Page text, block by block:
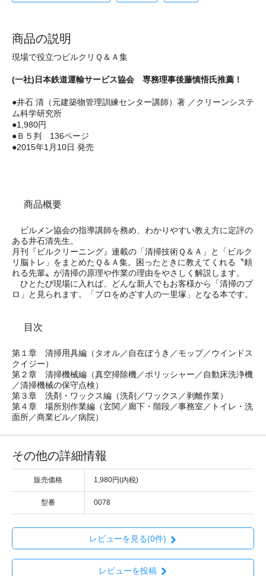
商品の説明
現場で役立つビルクリＱ＆Ａ集
(一社)日本鉄道運輸サービス協会 専務理事後藤慎悟氏推薦！
●井石 清（元建築物管理訓練センター講師）著 ／クリーンシステ
ム科学研究所
●1,980円
●Ｂ５判 136ページ
●2015年1月10日 発売
商品概要
ビルメン協会の指導講師を務め、わかりやすい教え方に定評の
ある井石清先生。
月刊『ビルクリーニング』連載の「清掃技術Ｑ＆Ａ」と「ビルク
リ脳トレ」をまとめたＱ＆Ａ集。困ったときに教えてくれる〝頼
れる先輩〟が清掃の原理や作業の理由をやさしく解説します。
ひとたび現場に入れば、どんな新人でもお客様から「清掃のプ
ロ」と見られます。「プロをめざす人の一里塚」となる本です。
目次
第１章 清掃用具編（タオル／自在ぼうき／モップ／ウインドス
クイジー）
第２章 清掃機械編（真空掃除機／ポリッシャー／自動床洗浄機
／清掃機械の保守点検）
第３章 洗剤・ワックス編（洗剤／ワックス／剥離作業）
第４章 場所別作業編（玄関／廊下・階段／事務室／トイレ・洗
面所／商業ビル／病院）
その他の詳細情報
販売価格 1,980円(内税)
型番 0078
レビューを見る(0件)
レビューを投稿